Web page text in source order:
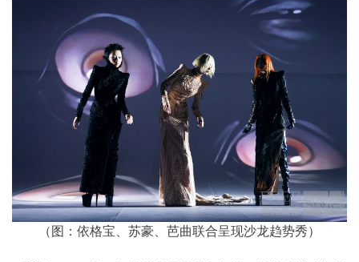
（图：依格宝、苏豪、芭曲联合呈现沙龙趋势秀）